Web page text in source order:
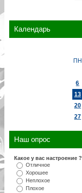
Календарь
ПН
6
13
20
27
Наш опрос
Какое у вас настроение ?
Отличное
Хорошее
Неплохое
Плохое